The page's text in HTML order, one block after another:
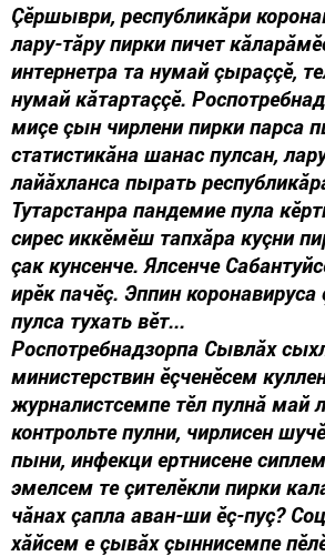
Çӗршыври, республикăри
лару-тăру пирки пичет
интернетра та нумай çыраççӗ,
нумай кăтартаççӗ.
миçе çын чирлени пирки парса
статистикăна шанас пулсан,
лайăхланса пырать
Тутарстанра пандемие пула
сирес иккӗмӗш тапхăра куçни
çак кунсенче. Ялсенче
ирӗк пачӗç. Эппин коронавируса
пулса тухать вӗт...
Роспотребнадзорпа Сывлăх
министерствин ӗçченӗсем
журналистсемпе тӗл пулнă май
контрольте пулни, чирлисен
пыни, инфекци ертнисене
эмелсем те çителӗкли пирки
чăнах çапла аван-ши ӗç-пуç?
хăйсем е çывăх çыннисемпе